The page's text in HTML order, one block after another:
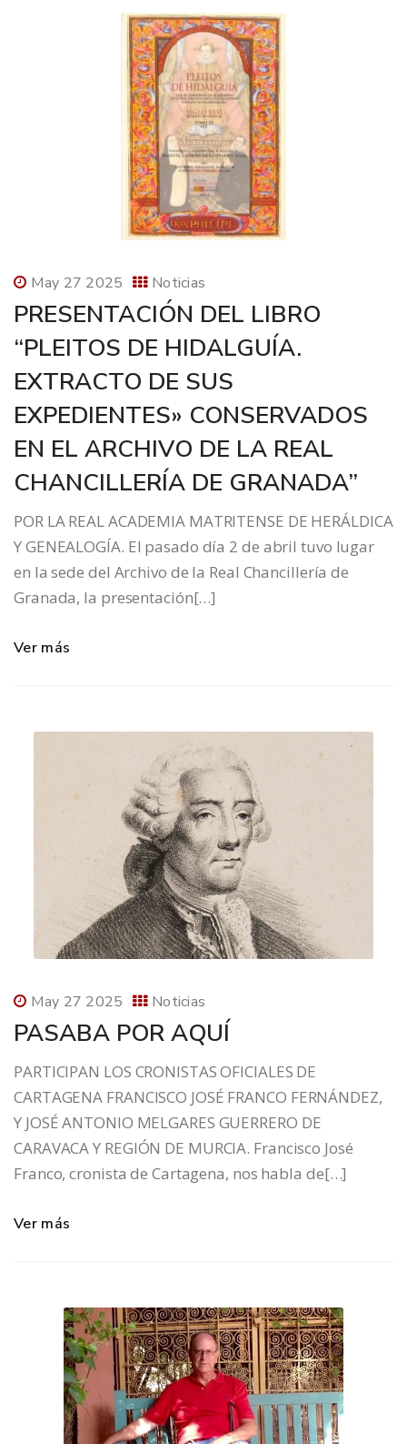
May 27 2025 Noticias
PRESENTACIÓN DEL LIBRO
“PLEITOS DE HIDALGUÍA.
EXTRACTO DE SUS
EXPEDIENTES» CONSERVADOS
EN EL ARCHIVO DE LA REAL
CHANCILLERÍA DE GRANADA”
POR LA REAL ACADEMIA MATRITENSE DE HERÁLDICA
Y GENEALOGÍA. El pasado día 2 de abril tuvo lugar
en la sede del Archivo de la Real Chancillería de
Granada, la presentación[…]
Ver más
May 27 2025 Noticias
PASABA POR AQUÍ
PARTICIPAN LOS CRONISTAS OFICIALES DE
CARTAGENA FRANCISCO JOSÉ FRANCO FERNÁNDEZ,
Y JOSÉ ANTONIO MELGARES GUERRERO DE
CARAVACA Y REGIÓN DE MURCIA. Francisco José
Franco, cronista de Cartagena, nos habla de[…]
Ver más